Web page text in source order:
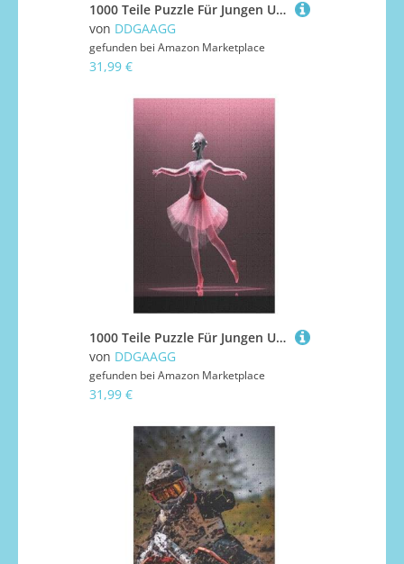
1000 Teile Puzzle Für Jungen Und Mädchen, Standard-Puzzles Wikinger Myth, Familienspiele, 1000 PCS
von DDGAAGG
gefunden bei Amazon Marketplace
31,99 €
1000 Teile Puzzle Für Jungen Und Mädchen, Standard-Puzzles Ballet, Familienspiele, 1000 PCS
von DDGAAGG
gefunden bei Amazon Marketplace
31,99 €